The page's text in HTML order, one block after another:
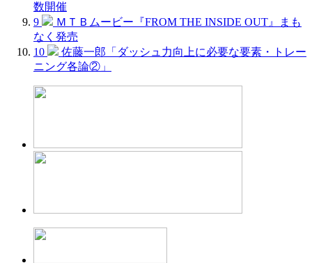
数開催
9
ＭＴＢムービー『FROM THE INSIDE OUT』まも
なく発売
10
佐藤一郎「ダッシュ力向上に必要な要素・トレー
ニング各論②」